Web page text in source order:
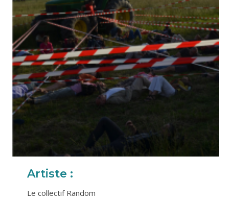
Artiste :
Le collectif Random